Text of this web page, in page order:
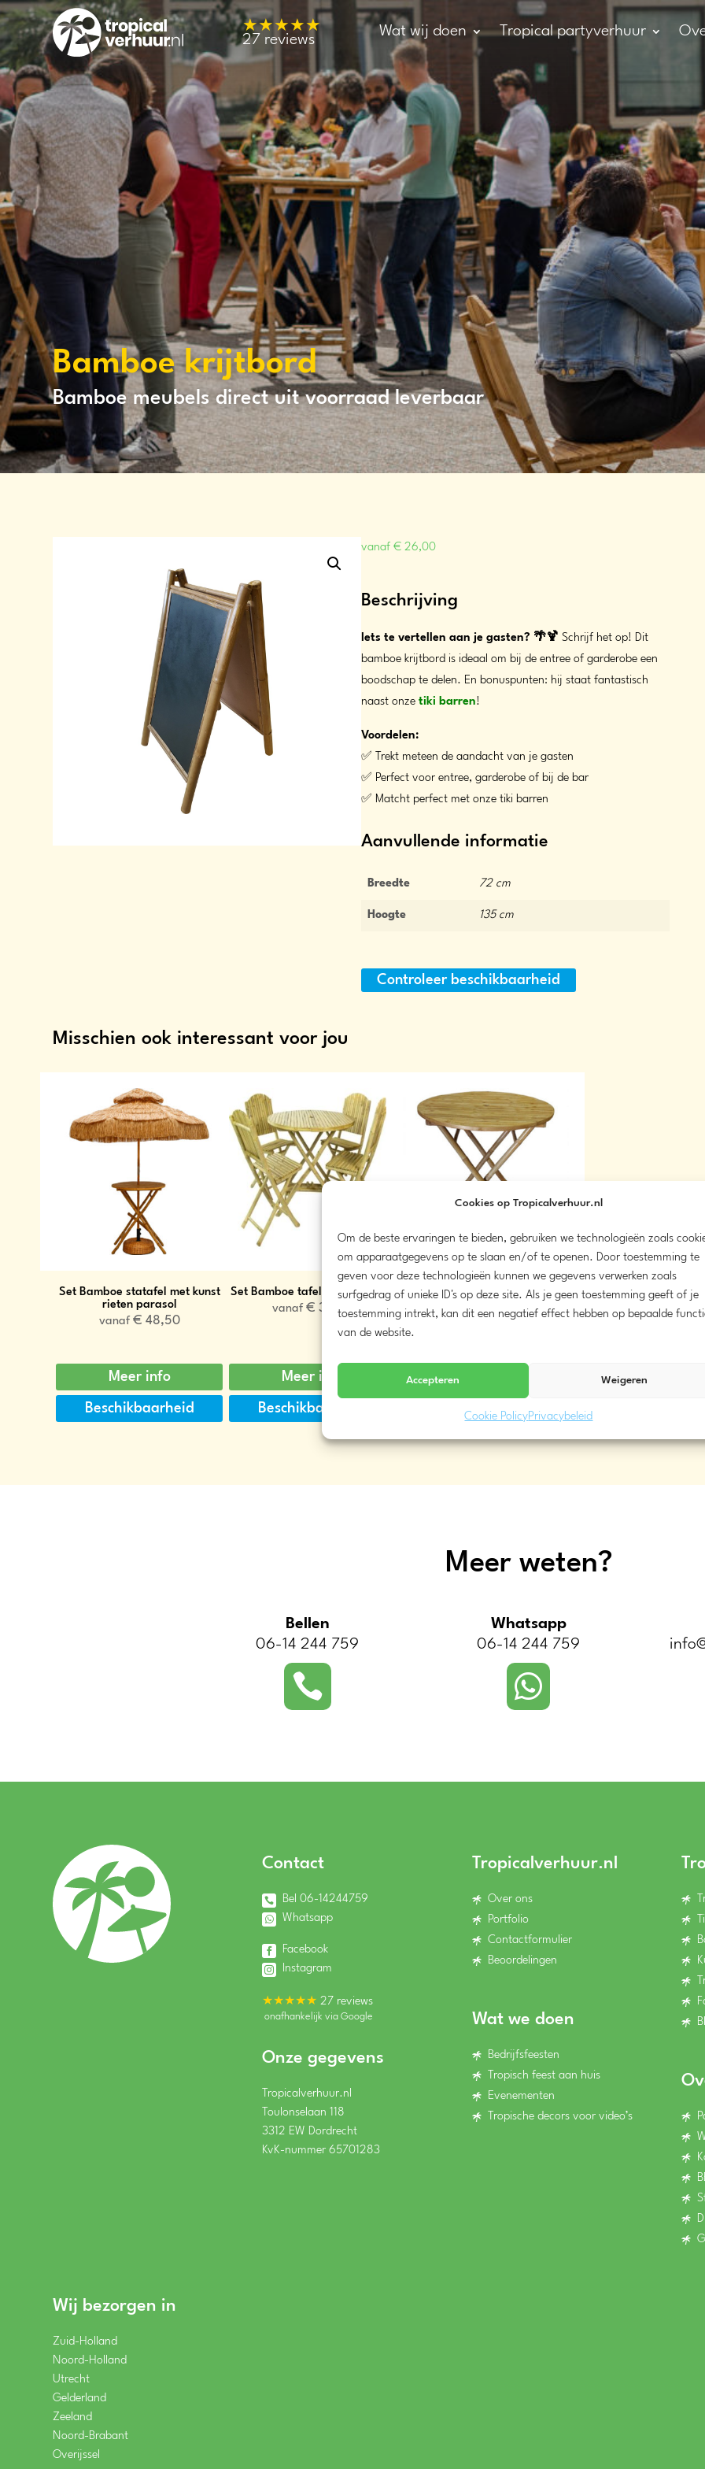
Cookies op Tropicalverhuur.nl
Om de beste ervaringen te bieden, gebruiken we technologieën zoals
om apparaatgegevens op te slaan en/of te openen. Door toestemming te
geven voor deze technologieën kunnen we gegevens verwerken zoals
surfgedrag of unieke ID's op deze site. Als je geen toestemming geeft of je
toestemming intrekt, kan dit een negatief effect hebben op bepaalde
van de website.
Accepteren Weigeren
Cookie PolicyPrivacybeleid
★★★★★
27 reviews
Wat wij doen Tropical partyverhuur
Bamboe krijtbord
Bamboe meubels direct uit voorraad leverbaar
vanaf € 26,00
Beschrijving
Iets te vertellen aan je gasten? 🌴🍹 Schrijf het op! Dit
bamboe krijtbord is ideaal om bij de entree of garderobe een
boodschap te delen. En bonuspunten: hij staat fantastisch
naast onzetiki barren!
Voordelen:
✅ Trekt meteen de aandacht van je gasten
✅ Perfect voor entree, garderobe of bij de bar
✅ Matcht perfect met onze tiki barren
Aanvullende informatie
Breedte 72 cm
Hoogte 135 cm
Controleer beschikbaarheid
Misschien ook interessant voor jou
Set Bamboe statafel met kunst
rieten parasol
vanaf € 48,50
Meer info
Beschikbaarheid
Set Bamboe tafel met 4 stoelen
vanaf € 34,50
Meer info
Beschikbaarheid
Bamboe statafel
vanaf
18,00
Meer info
Beschikbaarheid
Meer weten?
Bellen
06-14 244 759

Whatsapp
06-14 244 759

Contact
Bel 06-14244759
Whatsapp
Facebook
Instagram
★★★★★ 27 reviews
onafhankelijk via Google
Onze gegevens
Tropicalverhuur.nl
Toulonselaan 118
3312 EW Dordrecht
KvK-nummer 65701283
Tropicalverhuur.nl
Over ons
Portfolio
Contactformulier
Beoordelingen
Wat we doen
Bedrijfsfeesten
Tropisch feest aan huis
Evenementen
Tropische decors voor video’s
Wij bezorgen in
Zuid-Holland
Noord-Holland
Utrecht
Gelderland
Zeeland
Noord-Brabant
Overijssel